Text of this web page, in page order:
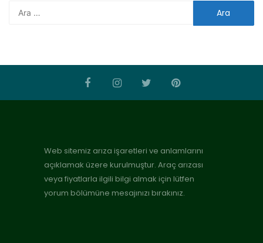
Web sitemiz arıza işaretleri ve anlamlarını
açıklamak üzere kurulmuştur. Araç arızası
veya fiyatlarla ilgili bilgi almak için lütfen
yorum bölümüne mesajınızı bırakınız.